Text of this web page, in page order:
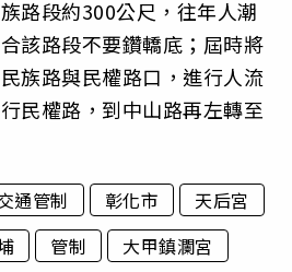
路段約300公尺，往年人潮
該路段不要鑽轎底；屆時將
族路與民權路口，進行人流
民權路，到中山路再左轉至
通管制 彰化市
天后宮
管制
大甲鎮瀾宮